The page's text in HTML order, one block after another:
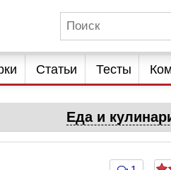
Статьи Тесты
Еда и